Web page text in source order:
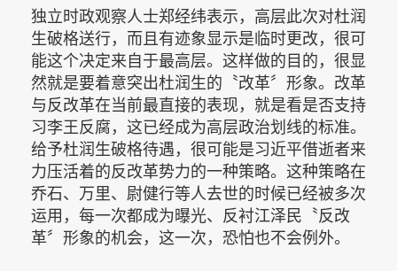
独立时政观察人士郑经纬表示，高层此次对杜润
生破格送行，而且有迹象显示是临时更改，很可
能这个决定来自于最高层。这样做的目的，很显
然就是要着意突出杜润生的〝改革〞形象。改革
与反改革在当前最直接的表现，就是看是否支持
习李王反腐，这已经成为高层政治划线的标准。
给予杜润生破格待遇，很可能是习近平借逝者来
力压活着的反改革势力的一种策略。这种策略在
乔石、万里、尉健行等人去世的时候已经被多次
运用，每一次都成为曝光、反衬江泽民〝反改
革〞形象的机会，这一次，恐怕也不会例外。